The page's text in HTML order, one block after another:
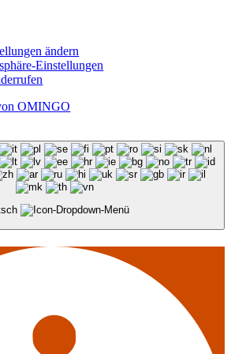
ändern
Einstellungen
OMINGO